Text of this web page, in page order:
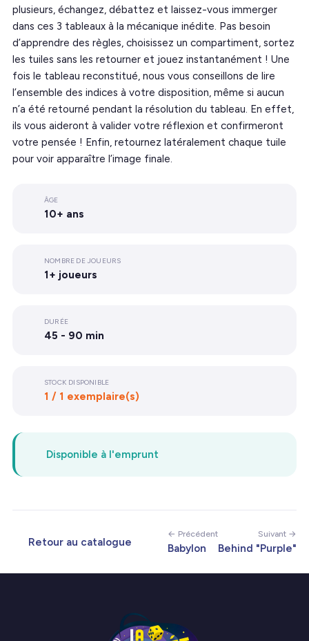
plusieurs, échangez, débattez et laissez-vous immerger
dans ces 3 tableaux à la mécanique inédite. Pas besoin
d’apprendre des règles, choisissez un compartiment, sortez
les tuiles sans les retourner et jouez instantanément ! Une
fois le tableau reconstitué, nous vous conseillons de lire
l’ensemble des indices à votre disposition, même si aucun
n’a été retourné pendant la résolution du tableau. En effet,
ils vous aideront à valider votre réflexion et confirmeront
votre pensée ! Enfin, retournez latéralement chaque tuile
pour voir apparaître l’image finale.
ÂGE
10+ ans
NOMBRE DE JOUEURS
1+ joueurs
DURÉE
45 - 90 min
STOCK DISPONIBLE
1 / 1 exemplaire(s)
Disponible à l'emprunt
Retour au catalogue
← Précédent
Babylon
Suivant →
Behind "Purple"